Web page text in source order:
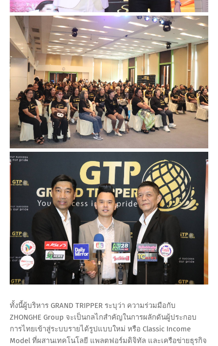
ทั้งนี้ผู้บริหาร GRAND TRIPPER ระบุว่า ความร่วมมือกับ
ZHONGHE Group จะเป็นกลไกสำคัญในการผลักดันผู้ประกอบ
การไทยเข้าสู่ระบบรายได้รูปแบบใหม่ หรือ Classic Income
Model ที่ผสานเทคโนโลยี แพลตฟอร์มดิจิทัล และเครือข่ายธุรกิจ